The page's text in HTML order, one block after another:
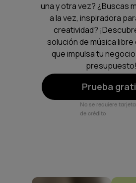
una y otra vez? ¿Buscas
a la vez, inspiradora
creatividad?
solución de música libre
que impulsa tu
presupuesto!
Prueba
No se requiere tarjeta
de crédito